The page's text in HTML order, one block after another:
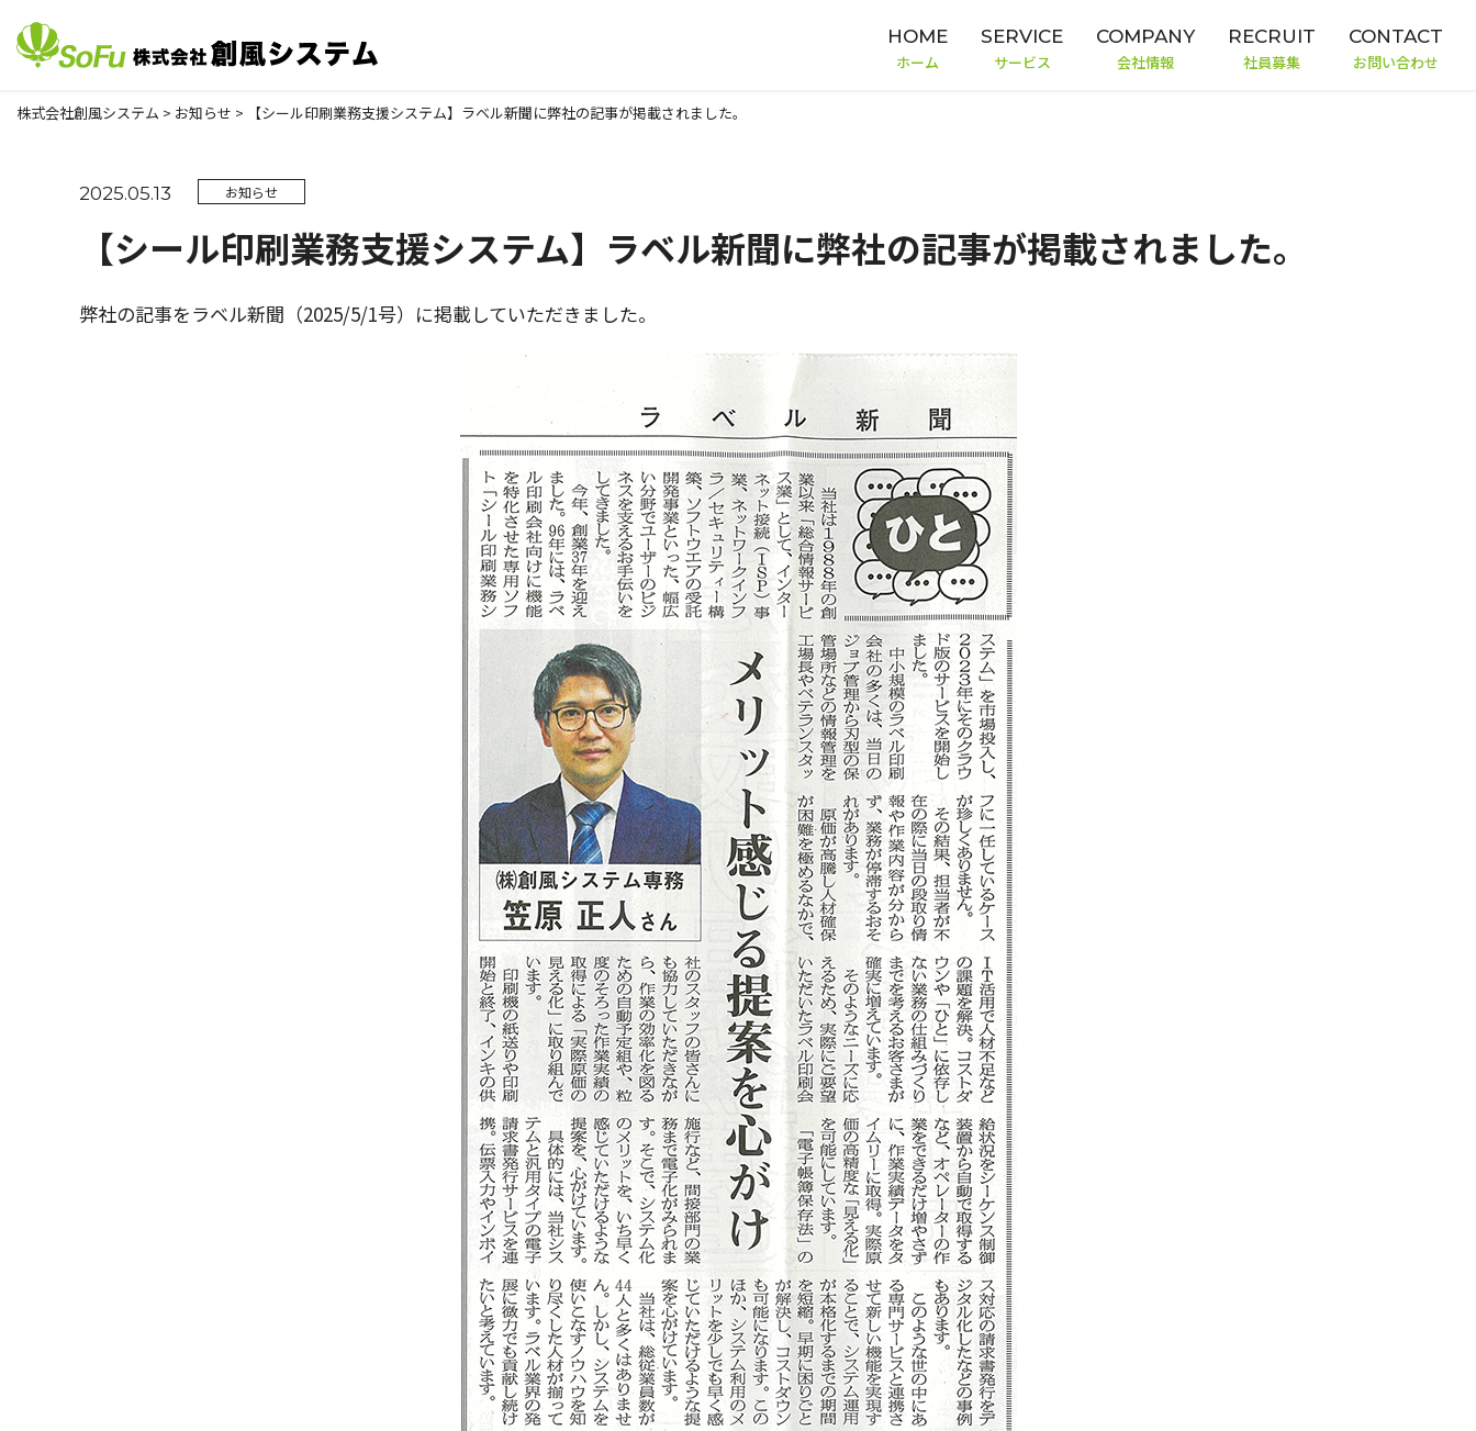
HOME
ホーム
SERVICE
サービス
COMPANY
会社情報
RECRUIT
社員募集
CONTACT
お問い合わせ
株式会社創風システム > お知らせ > 【シール印刷業務支援システム】ラベル新聞に弊社の記事が掲載されました。
2025.05.13 お知らせ
【シール印刷業務支援システム】ラベル新聞に弊社の記事が掲載されました。
弊社の記事をラベル新聞（2025/5/1号）に掲載していただきました。